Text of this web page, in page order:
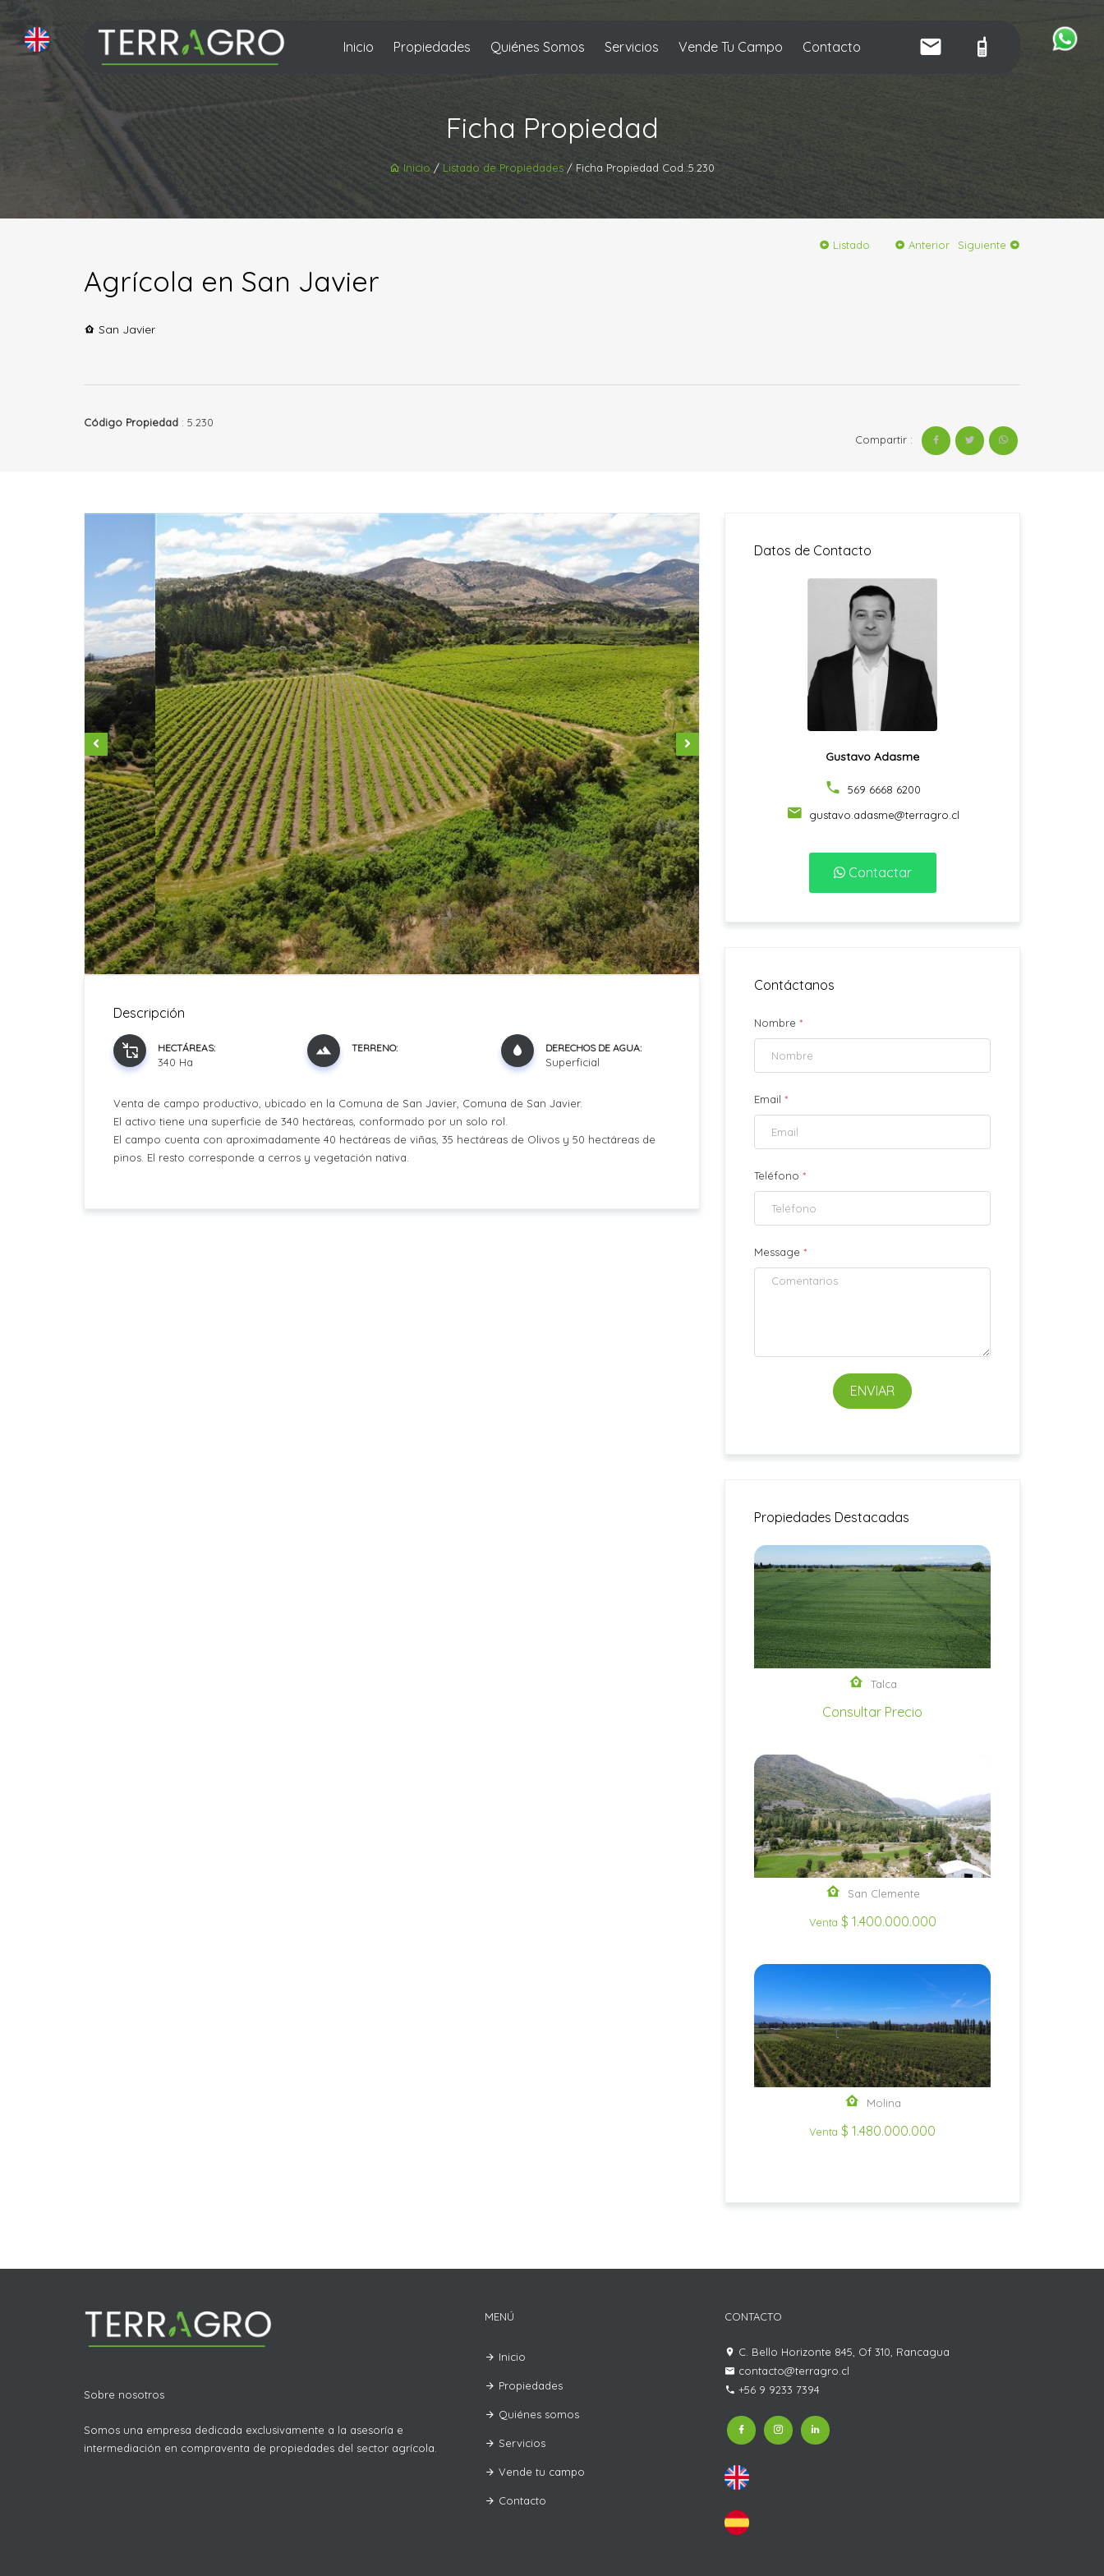
Inicio Propiedades Quiénes Somos Servicios Vende Tu Campo Contacto
Ficha Propiedad
Inicio / Listado de Propiedades / Ficha Propiedad Cod.:5.230
Listado Anterior Siguiente
Agrícola en San Javier
San Javier
Código Propiedad : 5.230
Compartir :
Descripción
HECTÁREAS:
340 Ha
TERRENO: DERECHOS DE AGUA:
Superficial
Venta de campo productivo, ubicado en la Comuna de San Javier, Comuna de San Javier.
El activo tiene una superficie de 340 hectáreas, conformado por un solo rol.
El campo cuenta con aproximadamente 40 hectáreas de viñas, 35 hectáreas de Olivos y 50 hectáreas de
pinos. El resto corresponde a cerros y vegetación nativa.
Datos de Contacto
Gustavo Adasme
569 6668 6200
gustavo.adasme@terragro.cl
Contactar
Contáctanos
Nombre *
Email *
Teléfono *
Message *
ENVIAR
Propiedades Destacadas
Talca
Consultar Precio
San Clemente
Venta $ 1.400.000.000
Molina
Venta $ 1.480.000.000
Sobre nosotros
Somos una empresa dedicada exclusivamente a la asesoría e
intermediación en compraventa de propiedades del sector agrícola.
MENÚ
Inicio
Propiedades
Quiénes somos
Servicios
Vende tu campo
Contacto
CONTACTO
C. Bello Horizonte 845, Of 310, Rancagua
contacto@terragro.cl
+56 9 9233 7394